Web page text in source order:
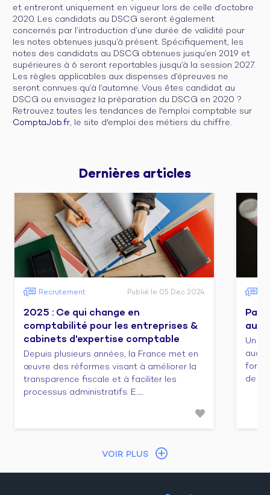
et entreront uniquement en vigueur lors de celle d’octobre
2020. Les candidats au DSCG seront également
concernés par l’introduction d’une durée de validité pour
les notes obtenues jusqu’à présent. Spécifiquement, les
notes des candidats au DSCG obtenues jusqu’en 2019 et
supérieures à 6 seront reportables jusqu’à la session 2027.
Les règles applicables aux dispenses d’épreuves ne
seront connues qu’à l’automne. Vous êtes candidat au
DSCG ou envisagez la préparation du DSCG en 2020 ?
Retrouvez toutes les tendances de l'emploi comptable sur
ComptaJob.fr, le site d'emploi des métiers du chiffre.
Dernières articles
Recrutement Publié le 05 Dec 2024
2025 : Ce qui change en
comptabilité pour les entreprises &
cabinets d'expertise comptable
Depuis plusieurs années, la France met en
œuvre des réformes visant à améliorer la
transparence fiscale et à faciliter les
processus administratifs. E......
Un
de
VOIR PLUS